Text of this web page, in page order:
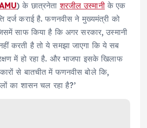
) के छात्रनेताशरजील उस्मानीके एक
दर्ज कराई है. फणनवीस ने मुख्यमंत्री को
साफ किया है कि अगर सरकार, उस्मानी
करती है तो ये समझा जाएगा कि ये सब
में हो रहा है. और भाजपा इसके खिलाफ
से बातचीत में फणनवीस बोले कि,
का शासन चल रहा है?’